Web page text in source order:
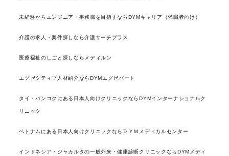
未経験からエンジニア・事務職を目指すならDYMキャリア（求職者向け）
介護の求人・案件探しなら介護サーチプラス
医療福祉のしごと探しならメディルン
エグゼクティブ人材紹介ならDYMエグゼパート
タイ・バンコクにある日本人向けクリニックならDYMインターナショナルク
リニック
ベトナムにある日本人向けクリニックならＤＹＭメディカルセンター
インドネシア・ジャカルタの一般外来・健康診断クリニックならDYMメディ